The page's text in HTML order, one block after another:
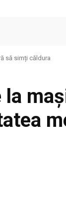
simți călduradecât pare